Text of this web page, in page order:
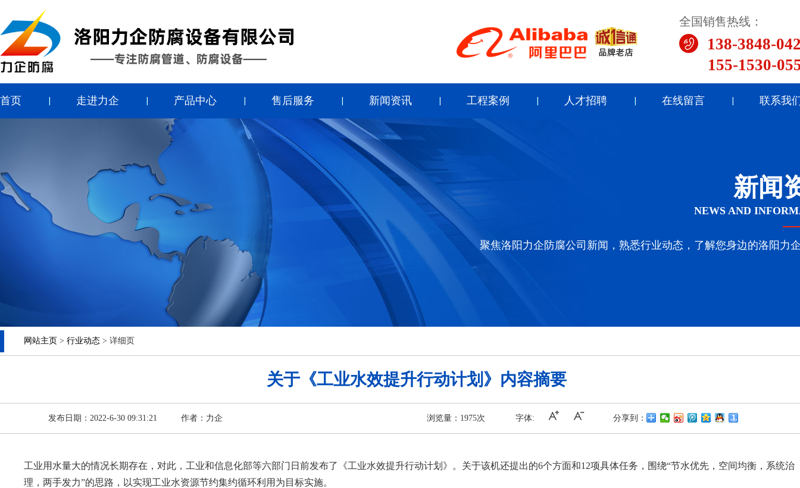
全国销售热线：
138-3848-
155-1530-
首页 走进力企 产品中心 售后服务 新闻资讯 工程案例 人才招聘 在线留言 联系我
新闻
NEWS AND
聚焦洛阳力企防腐公司新闻，熟悉行业动态，了解您身边的洛阳力
网站主页 > 行业动态 > 详细页
关于《工业水效提升行动计划》内容摘要
发布日期：2022-6-30 09:31:21 作者：力企 浏览量： 1975次 字体: 分享到：
工业用水量大的情况长期存在，对此，工业和信息化部等六部门日前发布了《工业水效提升行动计划》。关于该机还提出的6个方面和12项具体任务，围绕“节水优先，空间均衡，系统治
理，两手发力”的思路，以实现工业水资源节约集约循环利用为目标实施。